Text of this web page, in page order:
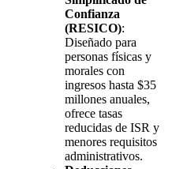
Confianza
(RESICO):
Diseñado para
personas físicas y
morales con
ingresos hasta $35
millones anuales,
ofrece tasas
reducidas de ISR y
menores requisitos
administrativos.